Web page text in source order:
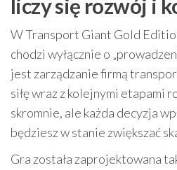
liczy się rozwój i
W Transport Giant Gold
chodzi wyłącznie o
jest zarządzanie firmą
siłę wraz z kolejnymi etapami
skromnie, ale każda decyzja
będziesz w stanie zwiększać
Gra została zaprojektowana